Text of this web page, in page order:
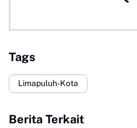
Tags
Limapuluh-Kota
Berita Terkait